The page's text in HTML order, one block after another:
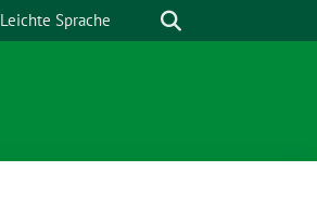
Leichte Sprache Suche